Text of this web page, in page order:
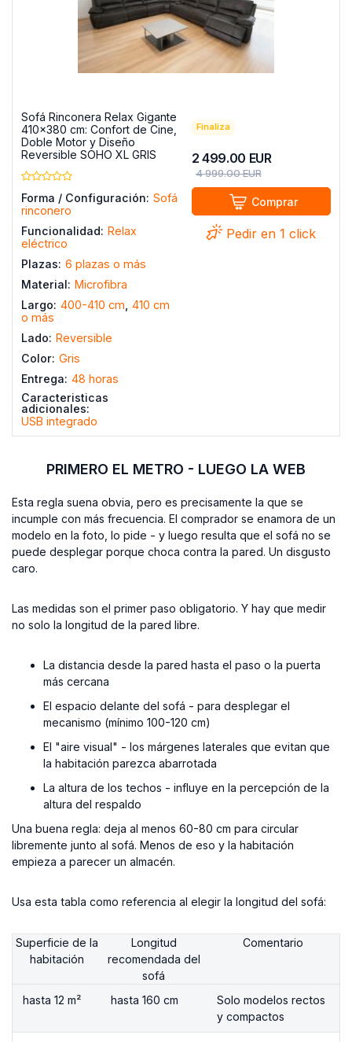
Sofá Rinconera Relax Gigante
410x380 cm: Confort de Cine,
Doble Motor y Diseño
Reversible SOHO XL GRIS
Forma / Configuración: Sofá
rinconero
Funcionalidad: Relax
eléctrico
Plazas: 6 plazas o más
Material: Microfibra
Largo: 400-410 cm 410 cm
o más
Lado: Reversible
Color: Gris
Entrega: 48 horas
Caracteristicas
adicionales:
USB integrado
Finaliza
2 499.00 EUR
4 999.00EUR
Comprar
Pedir en 1 click
PRIMERO EL METRO - LUEGO LA WEB
Esta regla suena obvia, pero es precisamente la que se
incumple con más frecuencia. El comprador se enamora de un
modelo en la foto, lo pide - y luego resulta que el sofá no se
puede desplegar porque choca contra la pared. Un disgusto
caro.
Las medidas son el primer paso obligatorio. Y hay que medir
no solo la longitud de la pared libre.
La distancia desde la pared hasta el paso o la puerta
más cercana
El espacio delante del sofá - para desplegar el
mecanismo (mínimo 100-120 cm)
El "aire visual" - los márgenes laterales que evitan que
la habitación parezca abarrotada
La altura de los techos - influye en la percepción de la
altura del respaldo
Una buena regla: deja al menos 60-80 cm para circular
libremente junto al sofá. Menos de eso y la habitación
empieza a parecer un almacén.
Usa esta tabla como referencia al elegir la longitud del sofá:
Superficie de la
habitación
Longitud
recomendada del
sofá
Comentario
hasta 12 m² hasta 160 cm
Solo modelos rectos
y compactos